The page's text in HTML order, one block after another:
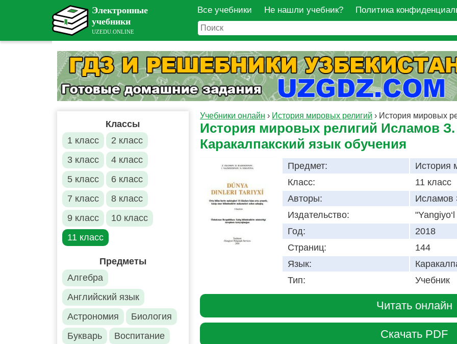
Все учебники Не нашли учебник? Политика
Классы
1 класс
2 класс
3 класс
4 класс
5 класс
6 класс
7 класс
8 класс
9 класс
10 класс
11 класс
Предметы
Алгебра
Английский язык
Астрономия
Биология
Букварь
Воспитание
Учебники онлайн › История мировых религий › История мировых
История мировых религий Исламов З.
Каракалпакский язык обучения
Предмет:
История
Класс:
11 класс
Авторы:
Исламов
Издательство:
Год:
2018
Страниц:
144
Язык:
Тип:
Учебник
Читать онлайн
Скачать PDF